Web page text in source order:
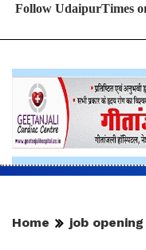
Follow UdaipurTimes
Home job opening